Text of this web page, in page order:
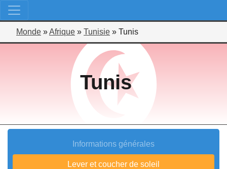
Monde »Afrique » Tunisie » Tunis
Tunis
Informations générales
Lever et coucher de soleil